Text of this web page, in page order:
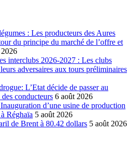
: Les producteurs des Aures
du principe du marché de l’offre et
interclubs 2026-2027 : Les clubs
adversaires aux tours préliminaires
L’Etat décide de passer au
conducteurs 6 août 2026
d’une usine de production
Réghaïa 5 août 2026
de Brent à 80.42 dollars 5 août 2026